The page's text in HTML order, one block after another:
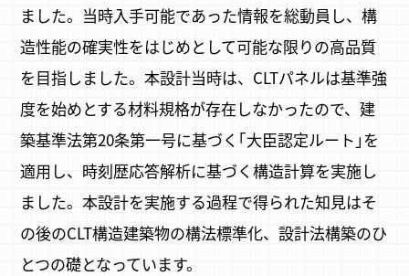
ました。当時入手可能であった情報を総動員し、構
造性能の確実性をはじめとして可能な限りの高品質
を目指しました。本設計当時は、CLTパネルは基準強
度を始めとする材料規格が存在しなかったので、建
築基準法第20条第一号に基づく｢大臣認定ルート｣を
適用し、時刻歴応答解析に基づく構造計算を実施し
ました。本設計を実施する過程で得られた知見はそ
の後のCLT構造建築物の構法標準化、設計法構築のひ
とつの礎となっています。